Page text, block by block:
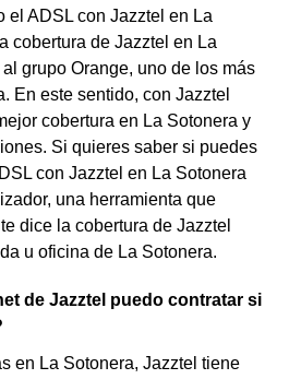
el ADSL con Jazztel en La
cobertura de Jazztel en La
grupo Orange, uno de los más
En este sentido, con Jazztel
cobertura en La Sotonera y
Si quieres saber si puedes
con Jazztel en La Sotonera
una herramienta que
dice la cobertura de Jazztel
u oficina de La Sotonera.
de Jazztel puedo contratar si
en La Sotonera, Jazztel tiene